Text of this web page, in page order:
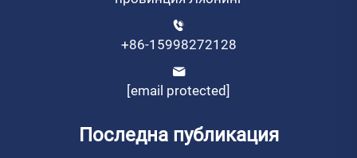
+86-15998272128
[email protected]
Последна публикация